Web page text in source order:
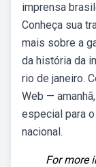
imprensa
Conheça sua
mais sobre a
da história da
rio de janeiro.
Web —
especial para
nacional.
For more